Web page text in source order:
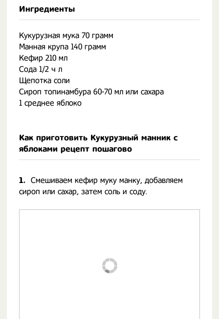
Ингредиенты
Кукурузная мука 70 грамм
Манная крупа 140 грамм
Кефир 210 мл
Сода 1/2 ч л
Щепотка соли
Сироп топинамбура 60-70 мл или сахара
1 среднее яблоко
Как приготовить Кукурузный манник с
яблоками рецепт пошагово
1. Смешиваем кефир муку манку, добавляем
сироп или сахар, затем соль и соду.